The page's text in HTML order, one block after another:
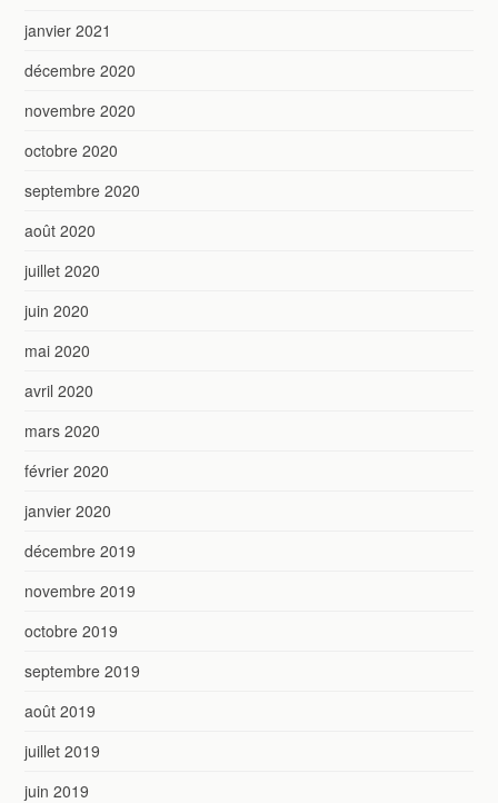
janvier 2021
décembre 2020
novembre 2020
octobre 2020
septembre 2020
août 2020
juillet 2020
juin 2020
mai 2020
avril 2020
mars 2020
février 2020
janvier 2020
décembre 2019
novembre 2019
octobre 2019
septembre 2019
août 2019
juillet 2019
juin 2019